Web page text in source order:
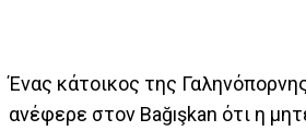
Ένας κάτοικος της
ανέφερε στον Bağışkan ότι η